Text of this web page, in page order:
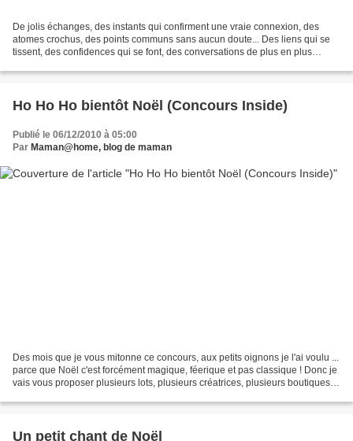
De jolis échanges, des instants qui confirment une vraie connexion, des
atomes crochus, des points communs sans aucun doute... Des liens qui se
tissent, des confidences qui se font, des conversations de plus en plus
Ho Ho Ho bientôt Noël (Concours Inside)
Publié le 06/12/2010 à 05:00
Par Maman@home, blog de maman
Des mois que je vous mitonne ce concours, aux petits oignons je l'ai voulu ...
parce que Noël c'est forcément magique, féerique et pas classique ! Donc je
vais vous proposer plusieurs lots, plusieurs créatrices, plusieurs boutiques
Un petit chant de Noël